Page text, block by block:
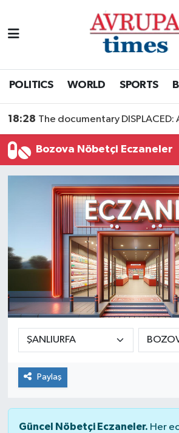
POLITICS WORLD SPORTS
18:28 The documentary DISPLACED: A Turkish Cypriot
Bozova Nöbetçi Eczaneler
Paylaş
Güncel Nöbetçi Eczaneler. Her
Nöbetçi Eczaneler
Tüm Manşetler
Son Dakika Haberleri
Haber Arşivi